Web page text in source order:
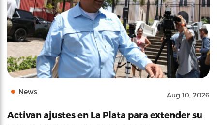
News Aug 10, 2026
Activan ajustes en La Plata para extender su